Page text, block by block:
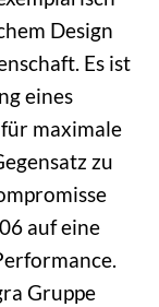
Design
Es ist
eines
maximale
zu
auf eine
Gruppe